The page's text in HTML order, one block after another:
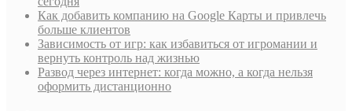
Как добавить компанию на Google Карты и привлечь
больше клиентов
Зависимость от игр: как избавиться от игромании и
вернуть контроль над жизнью
Развод через интернет: когда можно, а когда нельзя
оформить дистанционно